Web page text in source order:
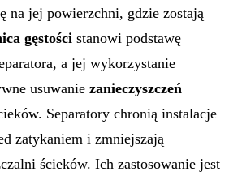
na jej powierzchni, gdzie zostają
gęstości stanowi podstawę
a jej wykorzystanie
usuwanie zanieczyszczeń
Separatory chronią instalacje
zatykaniem i zmniejszają
ścieków. Ich zastosowanie jest